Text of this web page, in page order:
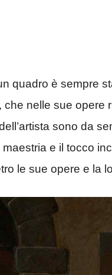
quadro è sempre
che nelle sue opere
sono da
e il tocco
le sue opere e la